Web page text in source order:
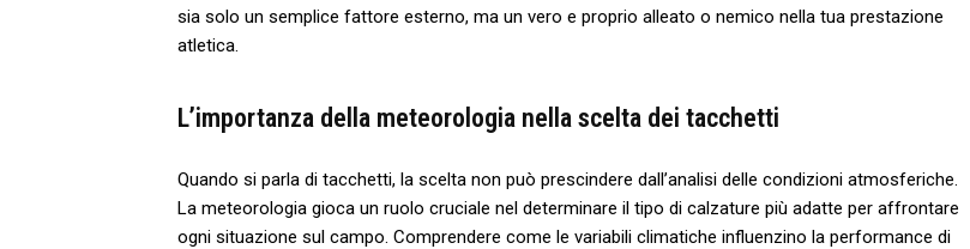
sia solo un semplice fattore ‍esterno, ma un vero e proprio alleato o nemico‌ nella tua prestazione‍
atletica.
L’importanza della meteorologia nella scelta dei tacchetti
Quando ‌si parla di tacchetti, la scelta non‍ può prescindere dall’analisi ‍delle condizioni atmosferiche.
La meteorologia gioca ‌un ruolo ⁤cruciale nel determinare il tipo ​di calzature più ​adatte per affrontare
ogni situazione ​sul campo. Comprendere come ⁤le variabili climatiche influenzino la performance di